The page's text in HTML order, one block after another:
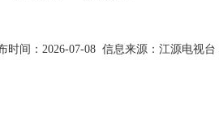
时间：2026-07-08 信息来源：江源电视